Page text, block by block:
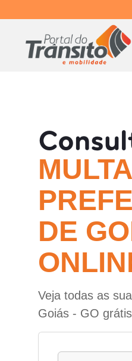
DE
Veja todas as
Goiás - GO